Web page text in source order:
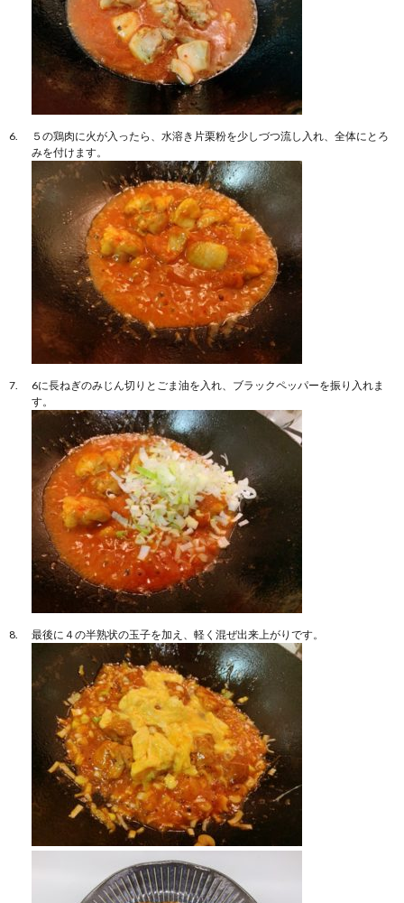
５の鶏肉に火が入ったら、水溶き片栗粉を少しづつ流し入れ、全体にとろ
みを付けます。
6に長ねぎのみじん切りとごま油を入れ、ブラックペッパーを振り入れま
す。
最後に４の半熟状の玉子を加え、軽く混ぜ出来上がりです。